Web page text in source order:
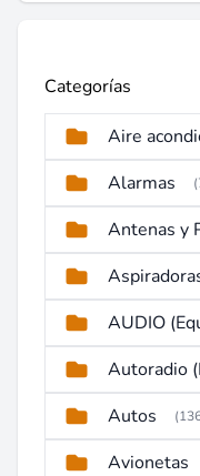
Categorías
Aire
Alarmas
Antenas y
Autos
Avionetas